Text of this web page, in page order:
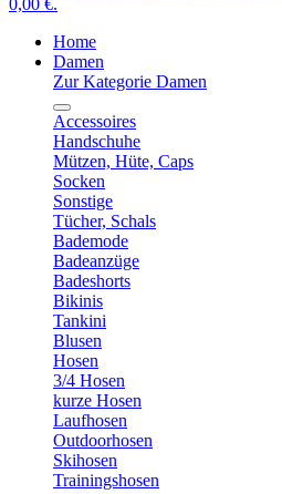
0,00 €.
Home
Damen
Zur Kategorie Damen
Accessoires
Handschuhe
Mützen, Hüte, Caps
Socken
Sonstige
Tücher, Schals
Bademode
Badeanzüge
Badeshorts
Bikinis
Tankini
Blusen
Hosen
3/4 Hosen
kurze Hosen
Laufhosen
Outdoorhosen
Skihosen
Trainingshosen